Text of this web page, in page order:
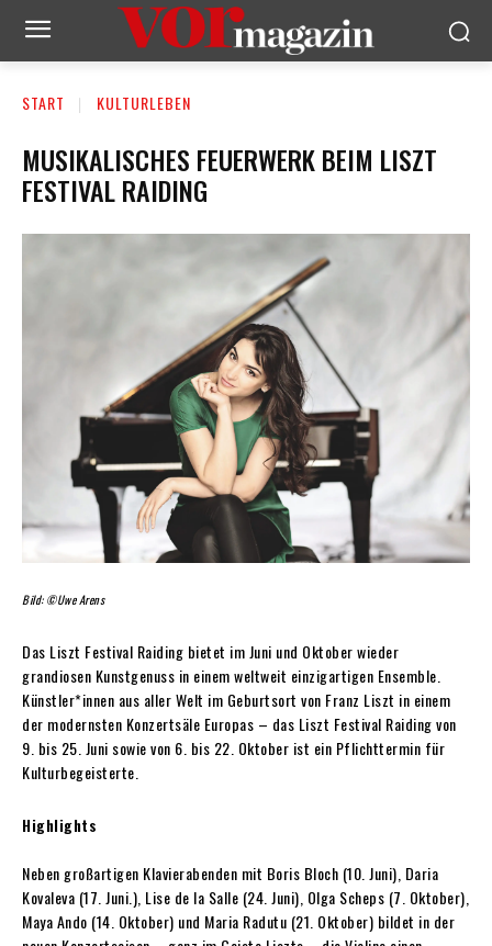
START KULTURLEBEN
MUSIKALISCHES FEUERWERK BEIM LISZT
FESTIVAL RAIDING
Bild: ©Uwe Arens
Das Liszt Festival Raiding bietet im Juni und Oktober wieder
grandiosen Kunstgenuss in einem weltweit einzigartigen Ensemble.
Künstler*innen aus aller Welt im Geburtsort von Franz Liszt in einem
der modernsten Konzertsäle Europas – das Liszt Festival Raiding von
9. bis 25. Juni sowie von 6. bis 22. Oktober ist ein Pflichttermin für
Kulturbegeisterte.
Highlights
Neben großartigen Klavierabenden mit Boris Bloch (10. Juni), Daria
Kovaleva (17. Juni.), Lise de la Salle (24. Juni), Olga Scheps (7. Oktober),
Maya Ando (14. Oktober) und Maria Radutu (21. Oktober) bildet in der